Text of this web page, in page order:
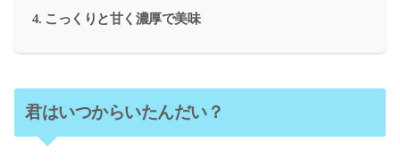
こっくりと甘く濃厚で美味
君はいつからいたんだい？